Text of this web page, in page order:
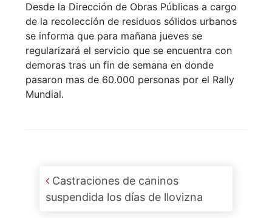
Desde la Dirección de Obras Públicas a cargo
de la recolección de residuos sólidos urbanos
se informa que para mañana jueves se
regularizará el servicio que se encuentra con
demoras tras un fin de semana en donde
pasaron mas de 60.000 personas por el Rally
Mundial.
Post navigation
Castraciones de caninos
suspendida los días de llovizna